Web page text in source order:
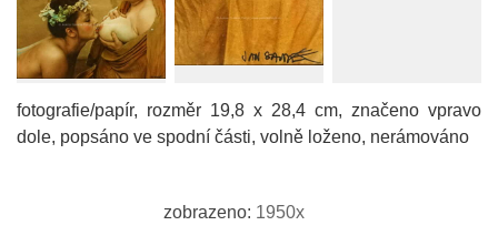
fotografie/papír, rozměr 19,8 x 28,4 cm, značeno vpravo
dole, popsáno ve spodní části, volně loženo, nerámováno
zobrazeno: 1950x